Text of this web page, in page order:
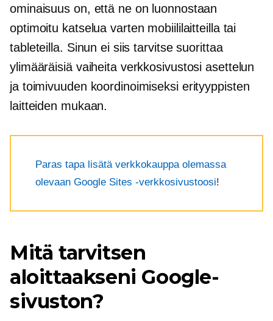
ominaisuus on, että ne on luonnostaan ​​
optimoitu katselua varten mobiililaitteilla tai
tableteilla. Sinun ei siis tarvitse suorittaa
ylimääräisiä vaiheita verkkosivustosi asettelun
ja toimivuuden koordinoimiseksi erityyppisten
laitteiden mukaan.
Paras tapa lisätä verkkokauppa olemassa
olevaan Google Sites -verkkosivustoosi!
Mitä tarvitsen
aloittaakseni Google-
sivuston?